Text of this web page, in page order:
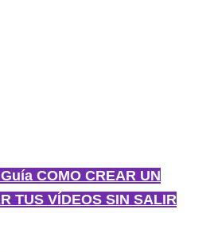
COMO CREAR UN
TUS VÍDEOS SIN SALIR